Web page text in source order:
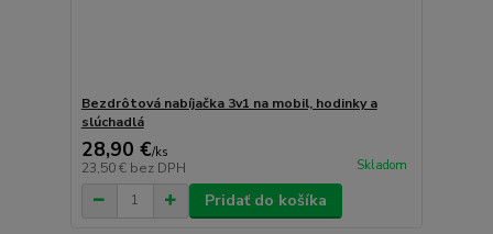
Bezdrôtová nabíjačka 3v1 na mobil, hodinky a
slúchadlá
28,90 €/ks
23,50 € bez DPH Skladom
Pridať do košíka